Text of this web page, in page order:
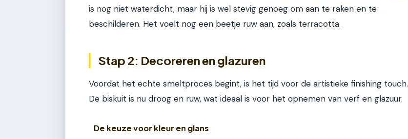
is nog niet waterdicht, maar hij is wel stevig genoeg om aan te raken en te
beschilderen. Het voelt nog een beetje ruw aan, zoals terracotta.
Stap 2: Decoreren en glazuren
Voordat het echte smeltproces begint, is het tijd voor de artistieke finishing touch.
De biskuit is nu droog en ruw, wat ideaal is voor het opnemen van verf en glazuur.
De keuze voor kleur en glans